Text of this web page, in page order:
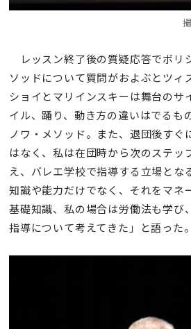
レッスン終了後の質疑応答でボリ
ソッドについて質問がおよぶとツィ
ショイとマリインスキーは舞台のサ
イル、踊り、動き方の違いはでるも
ノワ・メソッド。また、退団後すぐ
はなく、私は在団時から次のステッ
え、バレエ学校で指導する立場とな
知識や能力だけでなく、それをマネ
基礎知識、私の場合は労働法も学び
指導について考えてきた」と語った。